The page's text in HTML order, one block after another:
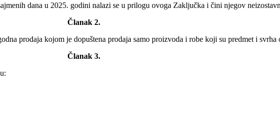
dana u 2025. godini nalazi se u prilogu ovoga Zaključka i čini njegov
Članak 2.
kojom je dopuštena prodaja samo proizvoda i robe koji su predmet i svrha
Članak 3.